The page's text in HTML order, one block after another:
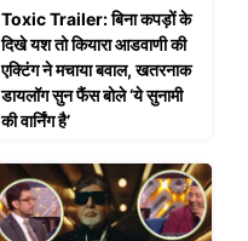
Toxic Trailer: बिना कपड़ों के
दिखे यश तो कियारा आडवाणी की
एक्टिंग ने मचाया बवाल, खतरनाक
डायलॉग सुन फैंस बोले ‘ये सुनामी
की वार्निंग है’